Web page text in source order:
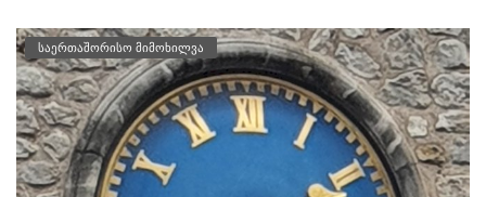
საერთაშორისო მიმოხილვა